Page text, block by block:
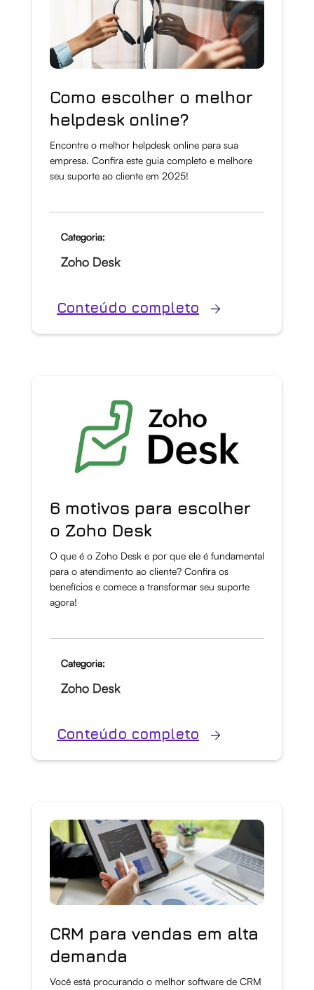
Como escolher o melhor
helpdesk online?
Encontre o melhor helpdesk online para sua
empresa. Confira este guia completo e melhore
seu suporte ao cliente em 2025!
Categoria:
Zoho Desk
Conteúdo completo
6 motivos para escolher
o Zoho Desk
O que é o Zoho Desk e por que ele é fundamental
para o atendimento ao cliente? Confira os
benefícios e comece a transformar seu suporte
agora!
Categoria:
Zoho Desk
Conteúdo completo
CRM para vendas em alta
demanda
Você está procurando o melhor software de CRM